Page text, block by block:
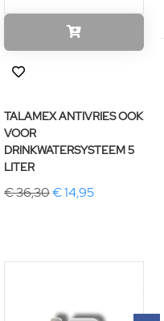
TALAMEX ANTIVRIES OOK
VOOR
DRINKWATERSYSTEEM 5
LITER
€ 36,30€ 14,95